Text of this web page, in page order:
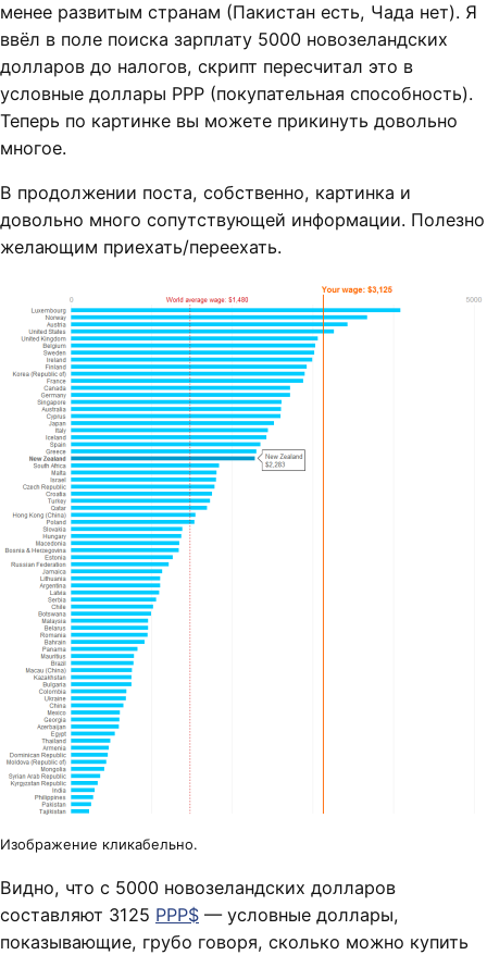
менее развитым странам (Пакистан есть, Чада нет). Я
ввёл в поле поиска зарплату 5000 новозеландских
долларов до налогов, скрипт пересчитал это в
условные доллары PPP (покупательная способность).
Теперь по картинке вы можете прикинуть довольно
многое.
В продолжении поста, собственно, картинка и
довольно много сопутствующей информации. Полезно
желающим приехать/переехать.
Изображение кликабельно.
Видно, что с 5000 новозеландских долларов
составляют 3125 PPP$ — условные доллары,
показывающие, грубо говоря, сколько можно купить